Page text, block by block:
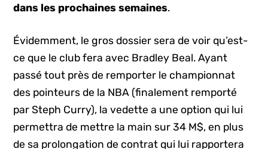
dans les prochaines semaines.
Évidemment, le gros dossier sera de voir qu’est-
ce que le club fera avec Bradley Beal. Ayant
passé tout près de remporter le championnat
des pointeurs de la NBA (finalement remporté
par Steph Curry), la vedette a une option qui lui
permettra de mettre la main sur 34 M$, en plus
de sa prolongation de contrat qui lui rapportera